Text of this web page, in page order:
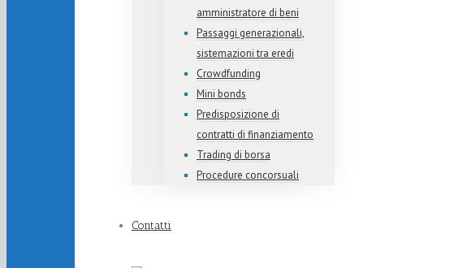
amministratore di beni
Passaggi generazionali,
sistemazioni tra eredi
Crowdfunding
Mini bonds
Predisposizione di
contratti di finanziamento
Trading di borsa
Procedure concorsuali
Contatti